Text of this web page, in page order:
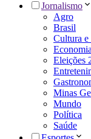
Jornalismo
Agro
Brasil
Cultura e
Economia
Eleições
Minas
Mundo
Política
Saúde